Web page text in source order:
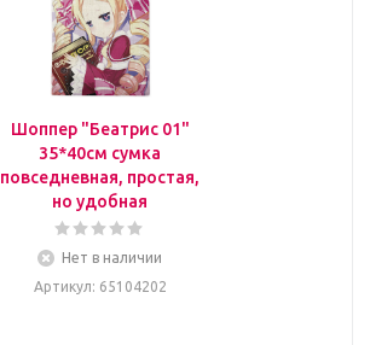
Шоппер "Беатрис 01"
35*40см сумка
повседневная, простая,
но удобная
Нет в наличии
Артикул: 65104202